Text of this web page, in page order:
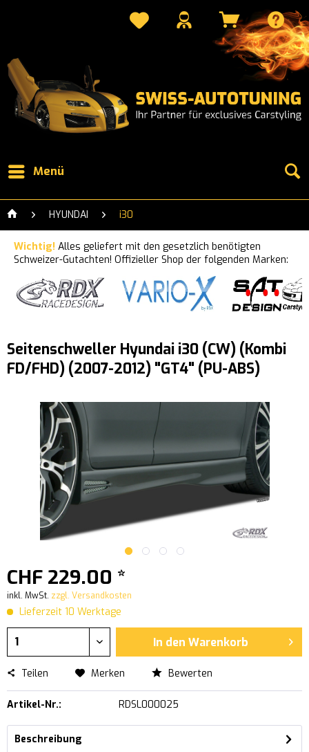
Menü
HYUNDAI i30
Wichtig! Alles geliefert mit den gesetzlich benötigten
Schweizer-Gutachten! Offizieller Shop der folgenden Marken:
Seitenschweller Hyundai i30 (CW) (Kombi
FD/FHD) (2007-2012) "GT4" (PU-ABS)
CHF 229.00 *
inkl. MwSt. zzgl. Versandkosten
Lieferzeit 10 Werktage
In den Warenkorb
Teilen Merken Bewerten
Artikel-Nr.: RDSL000025
Beschreibung